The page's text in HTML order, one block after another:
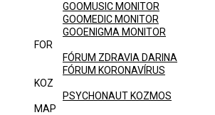
GOOMUSIC MONITOR
GOOMEDIC MONITOR
GOOENIGMA MONITOR
FOR
FÓRUM ZDRAVIA DARINA
FÓRUM KORONAVÍRUS
KOZ
PSYCHONAUT KOZMOS
MAP